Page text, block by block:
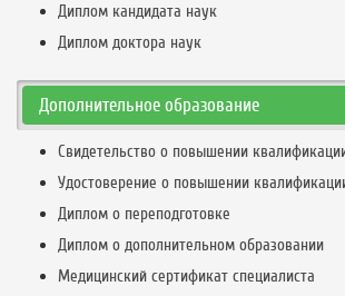
Диплом кандидата наук
Диплом доктора наук
Дополнительное образование
Свидетельство о повышении
Удостоверение о повышении
Диплом о переподготовке
Диплом о дополнительном образовании
Медицинский сертификат специалиста